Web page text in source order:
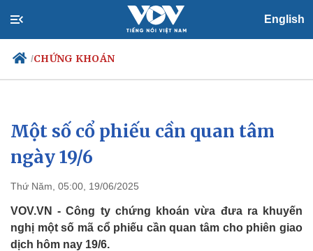
English
/CHỨNG KHOÁN
Chính trị
Đảng
Tổ chức nhân sự
Nhận diện sự thật
Xã hội
Việc làm
Biển đảo
Một số cổ phiếu cần quan tâm
ngày 19/6
Thứ Năm, 05:00, 19/06/2025
VOV.VN - Công ty chứng khoán vừa đưa ra khuyến
nghị một số mã cổ phiếu cần quan tâm cho phiên giao
dịch hôm nay 19/6.